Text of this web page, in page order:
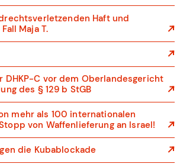
Haft und
Maja T.
C vor dem Oberlandesgericht
des § 129 b StGB
mehr als 100 internationalen
von Waffenlieferung an Israel!
die Kubablockade